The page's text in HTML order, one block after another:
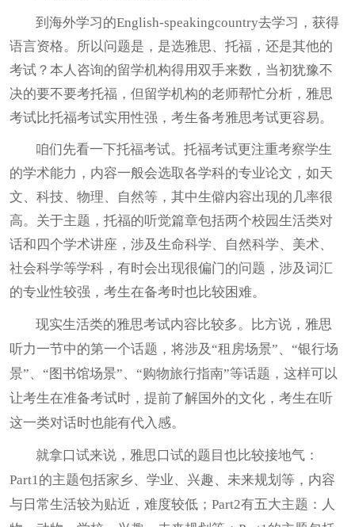
到海外学习的English-speakingcountry去学习，获得
语言资格。所以问题是，是选雅思、托福，还是其他的
考试？本人咨询的留学机构得用双手来数，当初犹豫不
决的要不要考托福，但留学机构的老师帮忙分析，雅思
考试比托福考试实用性强，考生备考雅思考试更容易。
咱们先看一下托福考试。托福考试更注重考察学生
的学术能力，内容一般会选取各学科的专业论文，如天
文、科技、物理、自然等，其中生僻内容出现的几率很
高。关于主题，托福的听觉篇章包括两个校园生活类对
话和四个学术讲座，涉及生命科学、自然科学、美术、
社会科学等学科，有时会出现很偏门的问题，涉及词汇
的专业性较强，考生在备考时也比较困难。
现实生活类的雅思考试内容比较多。比方说，雅思
听力一节中的第一个话题，将涉及“租房场景”、“银行场
景”、“图书馆场景”、“购物旅行指南”等话题，这样可以
让考生在准备考试时，提前了解国外的文化，考生在听
这一类对话时也能有代入感。
就拿口试来说，雅思口试的题目也比较接地气：
Part1的主题包括家乡、学业、兴趣、未来规划等，内容
与日常生活较为贴近，难度较低；Part2有五大主题：人